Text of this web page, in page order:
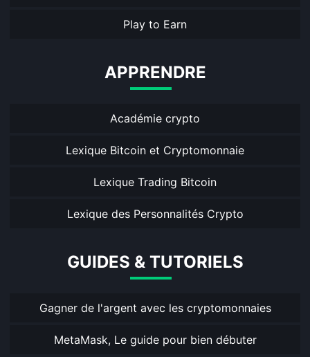
Play to Earn
APPRENDRE
Académie crypto
Lexique Bitcoin et Cryptomonnaie
Lexique Trading Bitcoin
Lexique des Personnalités Crypto
GUIDES & TUTORIELS
Gagner de l'argent avec les cryptomonnaies
MetaMask, Le guide pour bien débuter